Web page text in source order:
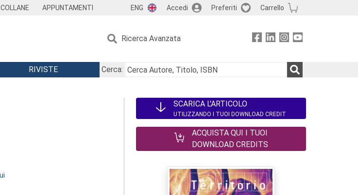
COLLANE APPUNTAMENTI ENG Accedi Preferiti Carrello
Ricerca Avanzata
RIVISTE
Cerca:
SCARICA L'ARTICOLO
UTILIZZANDO I TUOI DOWNLOAD CREDIT
ACQUISTA QUI I TUOI
DOWNLOAD CREDITS